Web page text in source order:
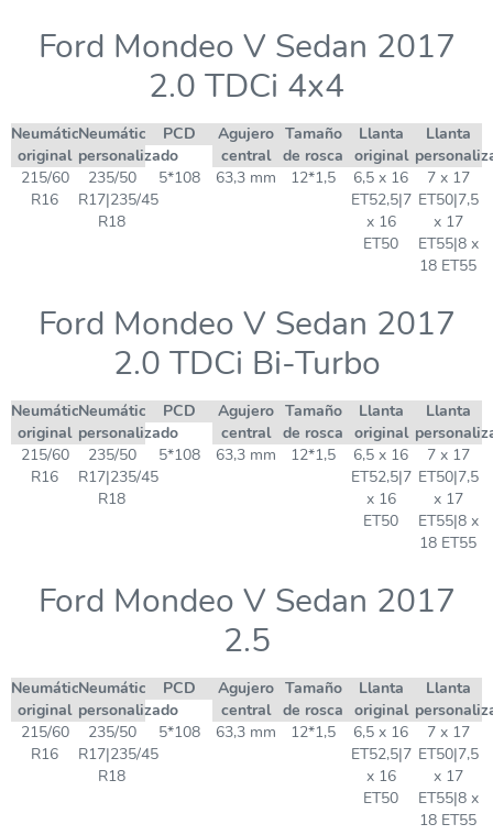
Ford Mondeo V Sedan 2017
2.0 TDCi 4x4
Neumático
original
Neumático
personalizado
PCD
Agujero
central
Tamaño
de rosca
Llanta
original
Llanta
215/60
R16
235/50
R17|235/45
R18
5*108 63,3 mm 12*1,5
6,5 x 16
ET52,5|7
x 16
ET50
7 x 17
ET50|7,5
x 17
ET55|8 x
18 ET55
Ford Mondeo V Sedan 2017
2.0 TDCi Bi-Turbo
Neumático
original
Neumático
personalizado
PCD
Agujero
central
Tamaño
de rosca
Llanta
original
Llanta
215/60
R16
235/50
R17|235/45
R18
5*108 63,3 mm 12*1,5
6,5 x 16
ET52,5|7
x 16
ET50
7 x 17
ET50|7,5
x 17
ET55|8 x
18 ET55
Ford Mondeo V Sedan 2017
2.5
Neumático
original
Neumático
personalizado
PCD
Agujero
central
Tamaño
de rosca
Llanta
original
Llanta
215/60
R16
235/50
R17|235/45
R18
5*108 63,3 mm 12*1,5
6,5 x 16
ET52,5|7
x 16
ET50
7 x 17
ET50|7,5
x 17
ET55|8 x
18 ET55